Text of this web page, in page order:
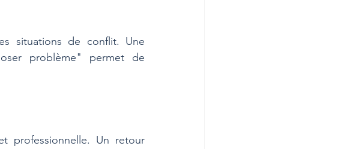
situations de conflit. Une
problème" permet de
professionnelle. Un retour